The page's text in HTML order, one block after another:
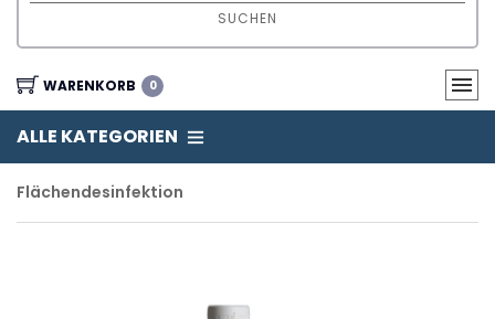
SUCHEN
WARENKORB 0
ALLE KATEGORIEN
Flächendesinfektion